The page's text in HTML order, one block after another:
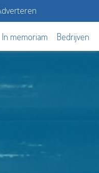
In memoriam Bedrijven